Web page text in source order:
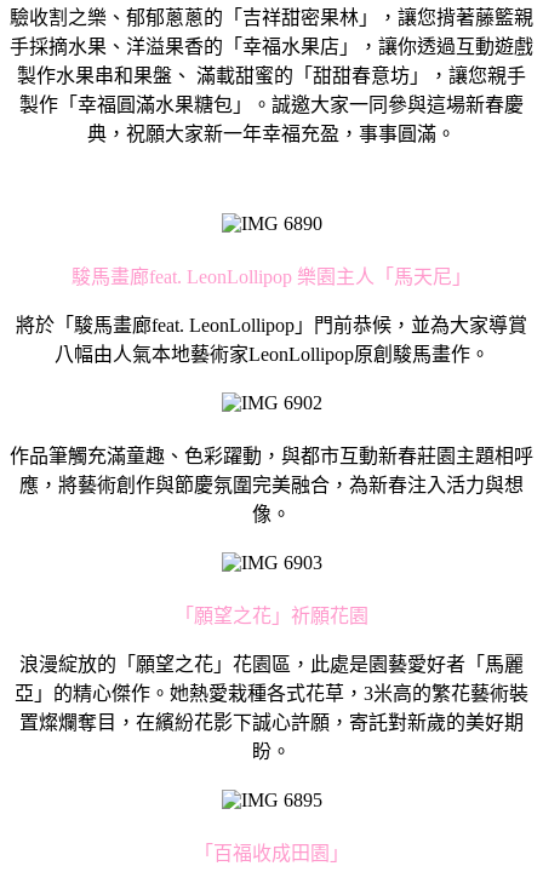
驗收割之樂、郁郁蔥蔥的「吉祥甜密果林」，讓您揹著藤籃親
手採摘水果、洋溢果香的「幸福水果店」，讓你透過互動遊戲
製作水果串和果盤、 滿載甜蜜的「甜甜春意坊」，讓您親手
製作「幸福圓滿水果糖包」。誠邀大家一同參與這場新春慶
典，祝願大家新一年幸福充盈，事事圓滿。
駿馬畫廊feat. LeonLollipop 樂園主人「馬天尼」
將於「駿馬畫廊feat. LeonLollipop」門前恭候，並為大家導賞
八幅由人氣本地藝術家LeonLollipop原創駿馬畫作。
作品筆觸充滿童趣、色彩躍動，與都市互動新春莊園主題相呼
應，將藝術創作與節慶氛圍完美融合，為新春注入活力與想
像。
「願望之花」祈願花園
浪漫綻放的「願望之花」花園區，此處是園藝愛好者「馬麗
亞」的精心傑作。她熱愛栽種各式花草，3米高的繁花藝術裝
置燦爛奪目，在繽紛花影下誠心許願，寄託對新歲的美好期
盼。
「百福收成田園」